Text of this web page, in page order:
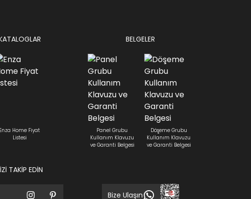
Enza Home Fiyat
Listesi
TAKİP EDİN
BELGELER
Panel Grubu
Kullanım Klavuzu
ve Garanti Belgesi
Döşeme Grubu
Kullanım Klavuzu
ve Garanti Belgesi
Bize Ulaşın